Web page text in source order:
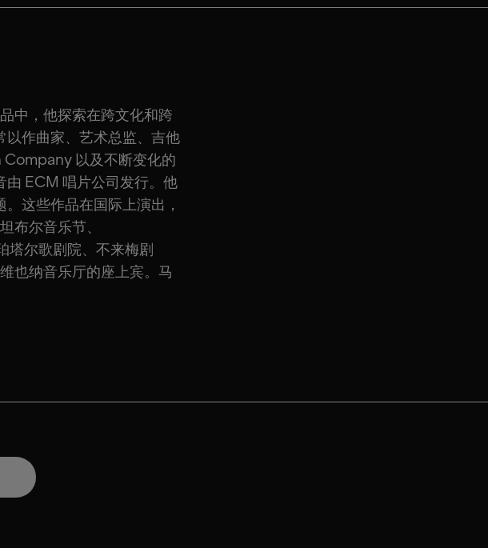
中，他探索在跨文化和跨
以作曲家、艺术总监、吉他
以及不断变化的
由 ECM 唱片公司发行。他
这些作品在国际上演出，
布尔音乐节、
尔歌剧院、不来梅剧
也纳音乐厅的座上宾。马